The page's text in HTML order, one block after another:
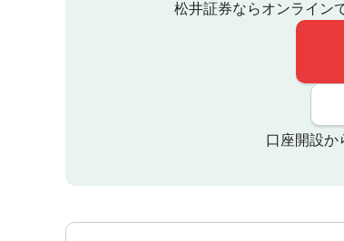
松井証券ならオンライン
口座開設か